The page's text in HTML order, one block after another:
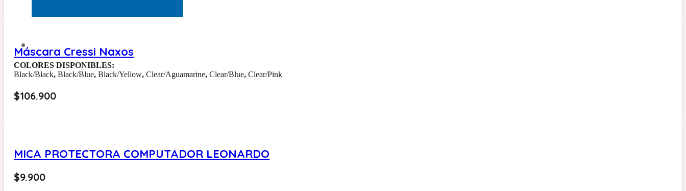
Máscara Cressi Naxos
COLORES DISPONIBLES:
Black/Black,Black/Blue,Black/Yellow,Clear/Aguamarine,Clear/Blue,Clear/Pink
$106.900
MICA PROTECTORA COMPUTADOR LEONARDO
$9.900